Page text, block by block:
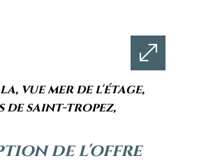
de saint-tropez,
de l'offre